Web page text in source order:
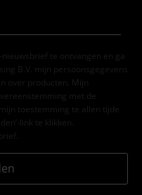
te ontvangen en ga
B.V. mijn persoonsgegevens
over producten. Mijn
met de
mijn toestemming te allen tijde
link te klikken.